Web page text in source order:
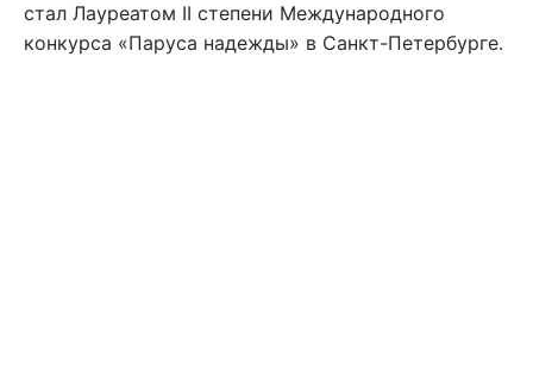
стал Лауреатом II степени Международного
конкурса «Паруса надежды» в Санкт-Петербурге.